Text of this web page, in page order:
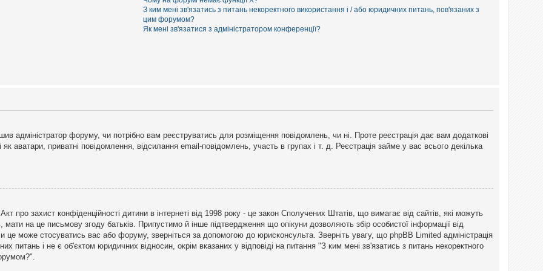
З ким мені зв'язатись з питань некоректного використання і / або юридичних питань, пов'язаних з
цим форумом?
Як мені зв'язатися з адміністратором конференції?
адміністратор форуму, чи потрібно вам реєструватись для розміщення повідомлень, чи ні. Проте реєстрація дає вам додаткові
як аватари, приватні повідомлення, відсилання email-повідомлень, участь в групах і т. д. Реєстрація займе у вас всього декілька
захист конфіденційності дитини в інтернеті від 1998 року - це закон Сполучених Штатів, що вимагає від сайтів, які можуть
мати на це письмову згоду батьків. Припустимо й інше підтвердження що опікуни дозволяють збір особистої інформації від
це може стосуватись вас або форуму, зверніться за допомогою до юрисконсульта. Зверніть увагу, що phpBB Limited адміністрація
питань і не є об'єктом юридичних відносин, окрім вказаних у відповіді на питання "З ким мені зв'язатись з питань некоректного